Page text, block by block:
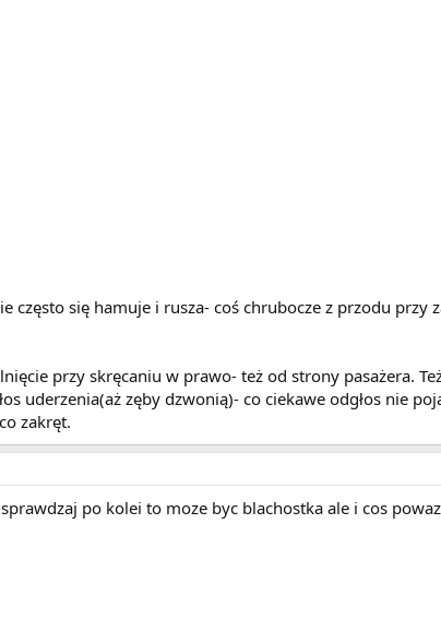
często się hamuje i rusza- coś chrubocze z przodu
przy skręcaniu w prawo- też od strony pasażera.
uderzenia(aż zęby dzwonią)- co ciekawe odgłos nie
zakręt.
po kolei to moze byc blachostka ale i cos